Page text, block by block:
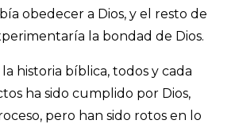
obedecer a Dios, y el resto de
la bondad de Dios.
historia bíblica, todos y cada
ha sido cumplido por Dios,
pero han sido rotos en lo